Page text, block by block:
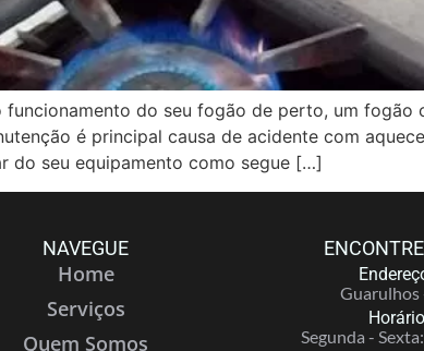
funcionamento do seu fogão de perto, um
é principal causa de acidente com
do seu equipamento como segue […]
NAVEGUE
Home
Serviços
Quem Somos
Guarulhos
Horário
Segunda -